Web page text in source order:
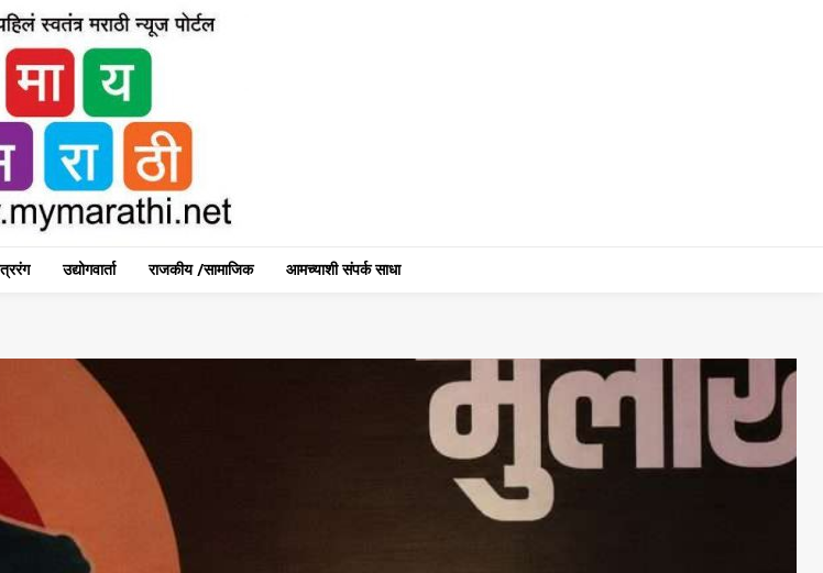
उद्योगवार्ता राजकीय /सामाजिक आमच्याशी संपर्क साधा